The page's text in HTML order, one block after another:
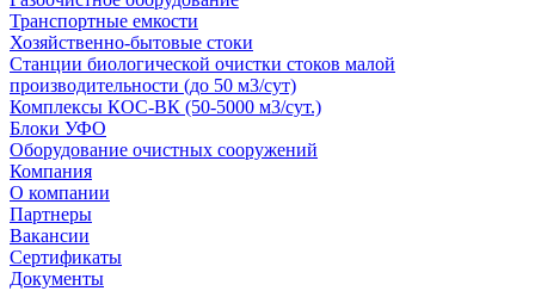
Транспортные емкости
Хозяйственно-бытовые стоки
Станции биологической очистки стоков малой
производительности (до 50 м3/сут)
Комплексы КОС-ВК (50-5000 м3/сут.)
Блоки УФО
Оборудование очистных сооружений
Компания
О компании
Партнеры
Вакансии
Сертификаты
Документы